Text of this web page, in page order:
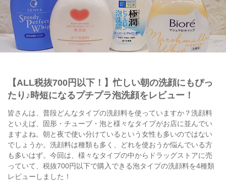
【ALL税抜700円以下！】忙しい朝の洗顔にもぴっ
たり♪時短になるプチプラ泡洗顔をレビュー！
皆さんは、普段どんなタイプの洗顔料を使っていますか？洗顔料
といえば、固形・チューブ・泡と様々なタイプがお店に並んでい
ますよね。朝と夜で使い分けているという女性も多いのではない
でしょうか。洗顔料は種類も多く、どれを使おうか悩んでいる方
も多いはず。今回は、様々なタイプの中からドラッグストアに売
っていて、税抜700円以下で購入できる泡タイプの洗顔料を4種類
レビューしました！